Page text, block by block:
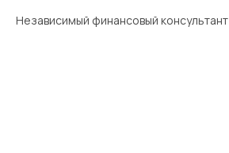
Независимый финансовый консультант